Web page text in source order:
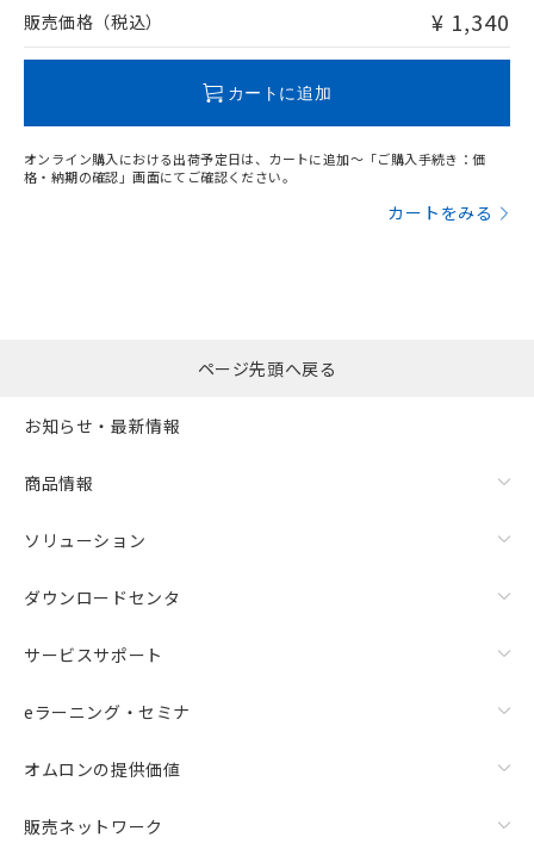
問い合わせください。
販売価格（税込） ¥ 1,340
カートに追加
オンライン購入における出荷予定日は、カートに追加～「ご購入手続き：価
格・納期の確認」画面にてご確認ください。
カートをみる
ページ先頭へ戻る
お知らせ・最新情報
商品情報
ソリューション
ダウンロードセンタ
サービスサポート
eラーニング・セミナ
オムロンの提供価値
販売ネットワーク